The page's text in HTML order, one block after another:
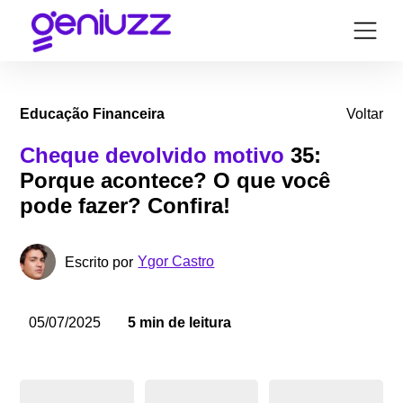
Educação Financeira Voltar
Cheque devolvido motivo 35:
Porque acontece? O que você
pode fazer? Confira!
Escrito por Ygor Castro
05/07/2025 5 min de leitura